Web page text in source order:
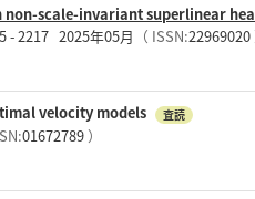
scale-invariant superlinear
2217 2025年05月 （ ISSN:22969020
velocity models 査読
01672789）